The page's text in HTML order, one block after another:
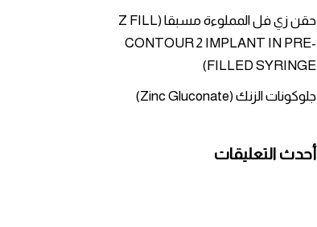
حقن زي فل المملوءة مسبقا (Z FILL
CONTOUR 2 IMPLANT IN PRE-
FILLED SYRINGE)
جلوكونات الزنك (Zinc Gluconate)
أحدث التعليقات